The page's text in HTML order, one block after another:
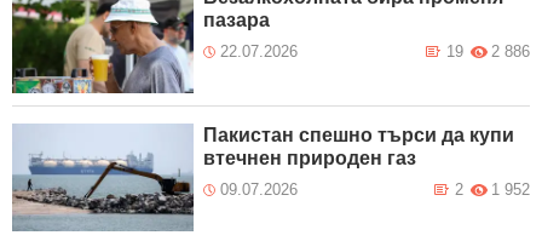
пазара
22.07.2026 2 886
19
Пакистан спешно търси да купи
втечнен природен газ
09.07.2026 1 952
2